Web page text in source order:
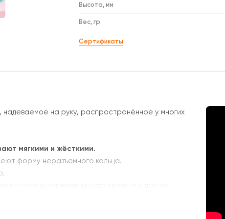
Высота, мм
Вес, гр
Сертификаты
на руку, распространённое у многих
мягкими и жёсткими.
форму неразъемного кольца.